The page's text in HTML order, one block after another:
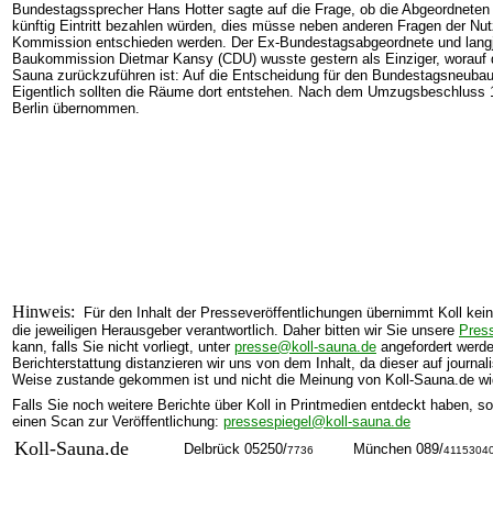
Bundestagssprecher Hans Hotter sagte auf die Frage, ob die
künftig Eintritt bezahlen würden, dies müsse neben anderen Fragen der
Kommission entschieden werden. Der Ex-Bundestagsabgeordnete und
Baukommission Dietmar Kansy (CDU) wusste gestern als Einziger,
Sauna zurückzuführen ist: Auf die Entscheidung für den
Eigentlich sollten die Räume dort entstehen. Nach dem Umzugsbeschluss
Berlin übernommen.
Hinweis: Für den Inhalt der Presseveröffentlichungen übernimmt Koll
die jeweiligen Herausgeber verantwortlich. Daher bitten wir Sie unsere
kann, falls Sie nicht vorliegt, unter presse@koll-sauna.de angefordert
Berichterstattung distanzieren wir uns von dem Inhalt, da dieser auf
Weise zustande gekommen ist und nicht die Meinung von Koll-Sauna.de
Falls Sie noch weitere Berichte über Koll in Printmedien entdeckt haben,
einen Scan zur Veröffentlichung: pressespiegel@koll-sauna.de
Koll-Sauna.de Delbrück 05250/7736 München 089/